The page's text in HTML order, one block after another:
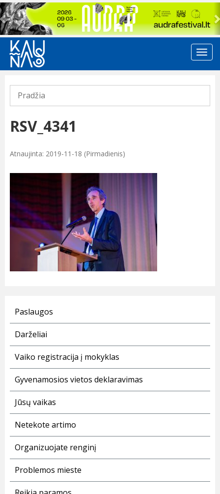
Previous
Pradžia
RSV_4341
Atnaujinta: 2019-11-18 (Pirmadienis)
Paslaugos
Darželiai
Vaiko registracija į mokyklas
Gyvenamosios vietos deklaravimas
Jūsų vaikas
Netekote artimo
Organizuojate renginį
Problemos mieste